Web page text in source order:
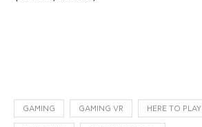
GAMING GAMING VR HERE TO PLAY